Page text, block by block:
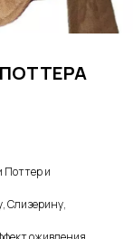
Поттер и
Слизерину,